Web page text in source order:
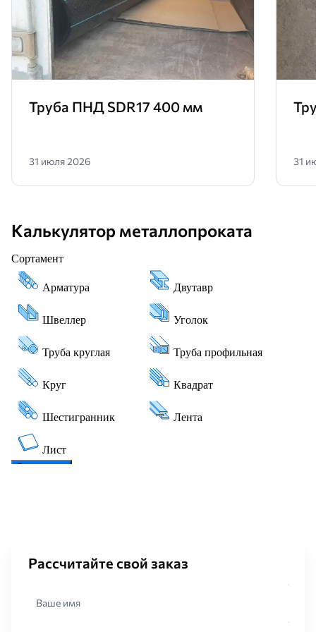
Труба ПНД SDR17 400 мм
31 июля 2026 31
Калькулятор металлопроката
Рассчитайте свой заказ
Ваше имя